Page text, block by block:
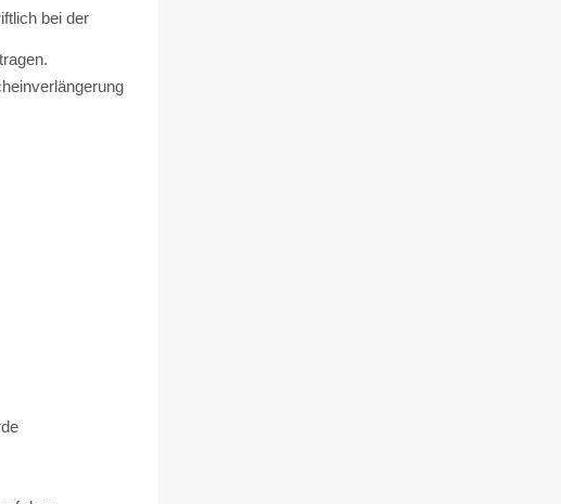
bei der